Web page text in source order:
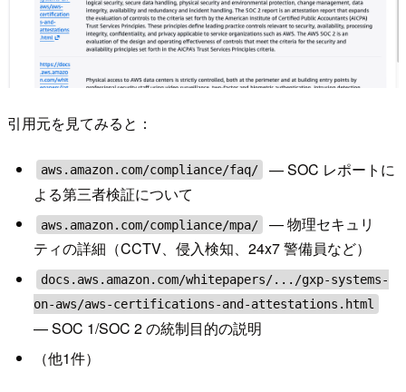
引用元を見てみると：
aws.amazon.com/compliance/faq/
— SOC レポートに
よる第三者検証について
aws.amazon.com/compliance/mpa/
— 物理セキュリ
ティの詳細（CCTV、侵入検知、24x7 警備員など）
docs.aws.amazon.com/whitepapers/.../gxp-systems-
on-aws/aws-certifications-and-attestations.html
— SOC 1/SOC 2 の統制目的の説明
（他1件）